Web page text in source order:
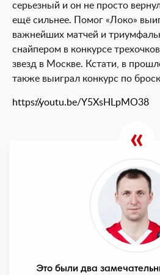
серьезный и он не просто
ещё сильнее. Помог «Локо»
важнейших матчей и
снайпером в конкурсе
звезд в Москве. Кстати, в
также выиграл конкурс по
https://youtu.be/Y5XsHLpMO38
Это были два